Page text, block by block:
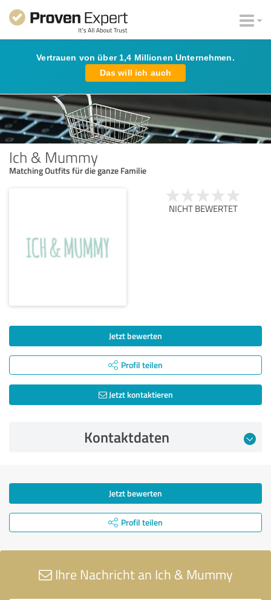
Vertrauen von über 1,4 Millionen Unternehmen.
Das will ich auch
Ich & Mummy
Matching Outfits für die ganze Familie
NICHT BEWERTET
Jetzt bewerten
Profil teilen
Jetzt kontaktieren
Kontaktdaten
Jetzt bewerten
Profil teilen
Ihre Nachricht an Ich & Mummy